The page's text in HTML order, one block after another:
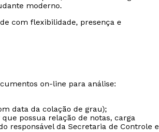
moderno.
com flexibilidade, presença e
on-line para análise:
data da colação de grau);
possua relação de notas, carga
responsável da Secretaria de Controle e